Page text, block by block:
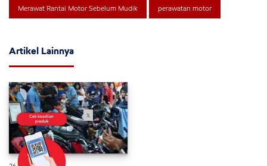
Merawat Rantai Motor Sebelum Mudik perawatan motor
Artikel Lainnya
x